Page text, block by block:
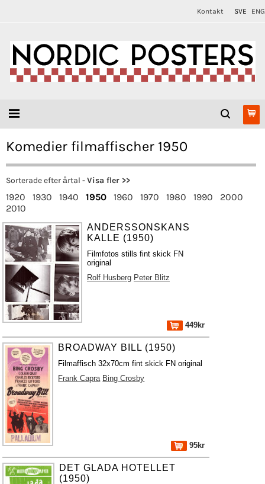
Kontakt SVE ENG
Komedier filmaffischer 1950
Sorterade efter årtal -Visa fler >>
1920 1930 1940 1950 1960 1970 1980 1990
2000
2010
ANDERSSONSKANS
KALLE (1950)
Filmfotos stills fint skick FN
original
Rolf Husberg Peter Blitz
449kr
BROADWAY BILL (1950)
Filmaffisch 32x70cm fint skick FN original
Frank Capra Bing Crosby
95kr
DET GLADA HOTELLET
(1950)